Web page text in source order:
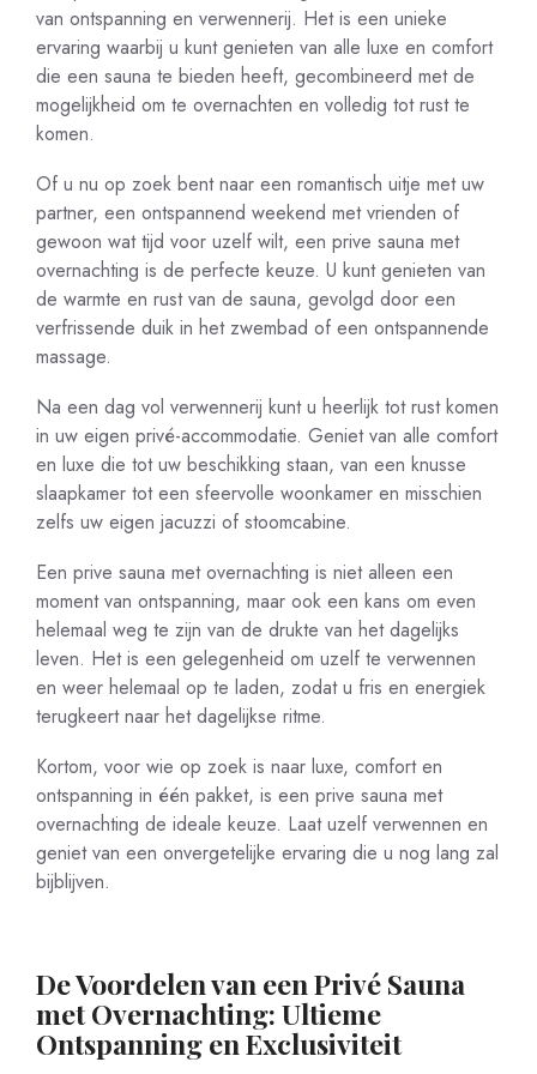
van ontspanning en verwennerij. Het is een unieke
ervaring waarbij u kunt genieten van alle luxe en comfort
die een sauna te bieden heeft, gecombineerd met de
mogelijkheid om te overnachten en volledig tot rust te
komen.
Of u nu op zoek bent naar een romantisch uitje met uw
partner, een ontspannend weekend met vrienden of
gewoon wat tijd voor uzelf wilt, een prive sauna met
overnachting is de perfecte keuze. U kunt genieten van
de warmte en rust van de sauna, gevolgd door een
verfrissende duik in het zwembad of een ontspannende
massage.
Na een dag vol verwennerij kunt u heerlijk tot rust komen
in uw eigen privé-accommodatie. Geniet van alle comfort
en luxe die tot uw beschikking staan, van een knusse
slaapkamer tot een sfeervolle woonkamer en misschien
zelfs uw eigen jacuzzi of stoomcabine.
Een prive sauna met overnachting is niet alleen een
moment van ontspanning, maar ook een kans om even
helemaal weg te zijn van de drukte van het dagelijks
leven. Het is een gelegenheid om uzelf te verwennen
en weer helemaal op te laden, zodat u fris en energiek
terugkeert naar het dagelijkse ritme.
Kortom, voor wie op zoek is naar luxe, comfort en
ontspanning in één pakket, is een prive sauna met
overnachting de ideale keuze. Laat uzelf verwennen en
geniet van een onvergetelijke ervaring die u nog lang zal
bijblijven.
De Voordelen van een Privé Sauna
met Overnachting: Ultieme
Ontspanning en Exclusiviteit